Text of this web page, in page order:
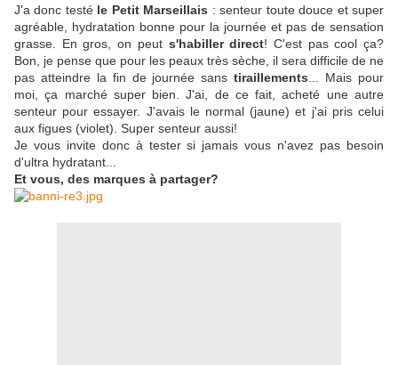
J'a donc testé le Petit Marseillais : senteur toute douce et super
agréable, hydratation bonne pour la journée et pas de sensation
grasse. En gros, on peut s'habiller direct! C'est pas cool ça?
Bon, je pense que pour les peaux très sèche, il sera difficile de ne
pas atteindre la fin de journée sanstiraillements ... Mais pour
moi, ça marché super bien. J'ai, de ce fait, acheté une autre
senteur pour essayer. J'avais le normal (jaune) et j'ai pris celui
aux figues (violet). Super senteur aussi!
Je vous invite donc à tester si jamais vous n'avez pas besoin
d'ultra hydratant...
Et vous, des marques à partager?